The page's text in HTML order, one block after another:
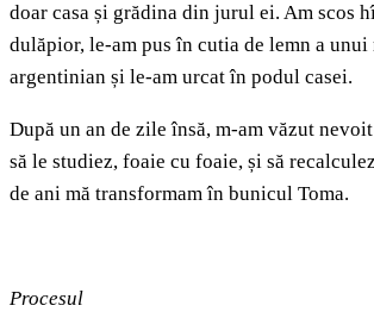
doar casa și grădina din jurul ei. Am scos
dulăpior, le-am pus în cutia de lemn a unui
argentinian și le-am urcat în podul casei.
După un an de zile însă, m-am văzut
să le studiez, foaie cu foaie, și să
de ani mă transformam în bunicul Toma.
Procesul